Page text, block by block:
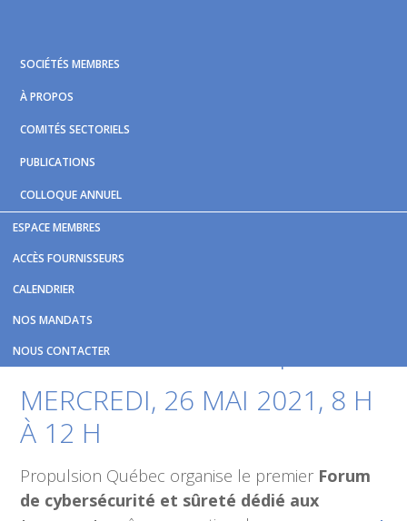
primary
navigation
main
content
footer
ESPACE MEMBRES
ACCÈS FOURNISSEURS
CALENDRIER
NOS MANDATS
NOUS CONTACTER
SOCIÉTÉS MEMBRES
À PROPOS
COMITÉS SECTORIELS
PUBLICATIONS
COLLOQUE ANNUEL
Vous êtes ici :Accueil
Forum Cybersécurité et
sûreté dans les transports
MERCREDI, 26 MAI 2021, 8 H
À 12 H
Propulsion Québec organise le premier Forum
de cybersécurité et sûreté dédié aux